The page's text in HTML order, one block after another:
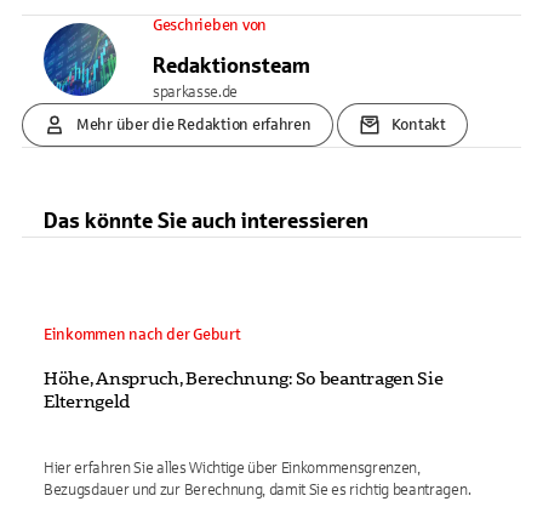
Geschrieben von
Redaktionsteam
sparkasse.de
Mehr über die Redaktion erfahren
Kontakt
Das könnte Sie auch interessieren
Einkommen nach der Geburt
Höhe, Anspruch, Berechnung: So beantragen Sie
Elterngeld
Hier erfahren Sie alles Wichtige über Einkommensgrenzen,
Bezugsdauer und zur Berechnung, damit Sie es richtig beantragen.